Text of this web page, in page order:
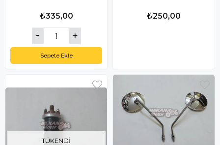
₺335,00
Sepete Ekle
₺250,00
TÜKENDI